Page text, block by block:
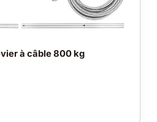
à câble 800 kg